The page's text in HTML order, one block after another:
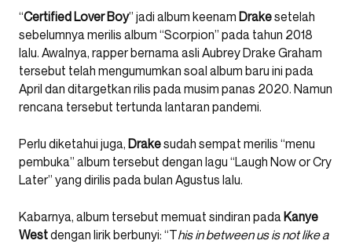
“Certified Lover Boy” jadi album keenam Drakesetelah
sebelumnya merilis album “Scorpion” pada tahun 2018
lalu. Awalnya, rapper bernama asli Aubrey Drake Graham
tersebut telah mengumumkan soal album baru ini pada
April dan ditargetkan rilis pada musim panas 2020. Namun
rencana tersebut tertunda lantaran pandemi.
Perlu diketahui juga, Drakesudah sempat merilis “menu
pembuka” album tersebut dengan lagu “Laugh Now or Cry
Later” yang dirilis pada bulan Agustus lalu.
Kabarnya, album tersebut memuat sindiran pada Kanye
Westdengan lirik berbunyi: “This in between us is not like a